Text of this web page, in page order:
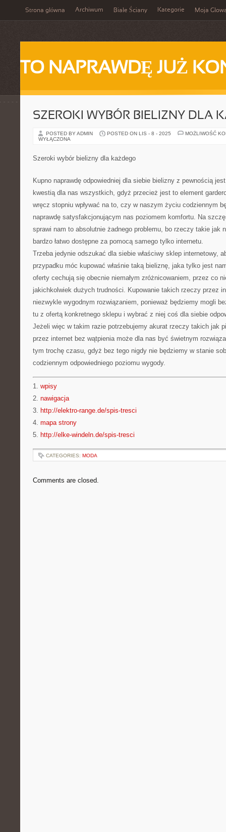
Strona główna Archiwum Białe Ściany Kategorie Moja
TO NAPRAWDĘ JUŻ
SZEROKI WYBÓR BIELIZNY DLA
POSTED BY ADMIN POSTED ON LIS - 8 - 2025
MOŻLIWOŚĆ
WYŁĄCZONA
Szeroki wybór bielizny dla każdego
Kupno naprawdę odpowiedniej dla siebie bielizny z pewnością
kwestią dla nas wszystkich, gdyż przecież jest to element
wręcz stopniu wpływać na to, czy w naszym życiu codziennym
naprawdę satysfakcjonującym nas poziomem komfortu. Na
sprawi nam to absolutnie żadnego problemu, bo rzeczy takie jak
bardzo łatwo dostępne za pomocą samego tylko internetu.
Trzeba jedynie odszukać dla siebie właściwy sklep internetowy,
przypadku móc kupować właśnie taką bieliznę, jaka tylko jest
oferty cechują się obecnie niemałym zróżnicowaniem, przez co
jakichkolwiek dużych trudności. Kupowanie takich rzeczy przez
niezwykle wygodnym rozwiązaniem, ponieważ będziemy mogli
tu z ofertą konkretnego sklepu i wybrać z niej coś dla siebie
Jeżeli więc w takim razie potrzebujemy akurat rzeczy takich jak
przez internet bez wątpienia może dla nas być świetnym
tym trochę czasu, gdyż bez tego nigdy nie będziemy w stanie
codziennym odpowiedniego poziomu wygody.
1. wpisy
2. nawigacja
3. http://elektro-range.de/spis-tresci
4. mapa strony
5. http://elke-windeln.de/spis-tresci
CATEGORIES: MODA
Comments are closed.